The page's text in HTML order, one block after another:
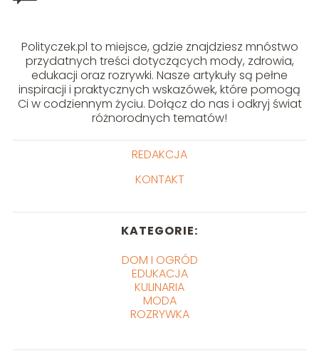
Polityczek.pl to miejsce, gdzie znajdziesz mnóstwo
przydatnych treści dotyczących mody, zdrowia,
edukacji oraz rozrywki. Nasze artykuły są pełne
inspiracji i praktycznych wskazówek, które pomogą
Ci w codziennym życiu. Dołącz do nas i odkryj świat
różnorodnych tematów!
REDAKCJA
KONTAKT
KATEGORIE:
DOM I OGRÓD
EDUKACJA
KULINARIA
MODA
ROZRYWKA